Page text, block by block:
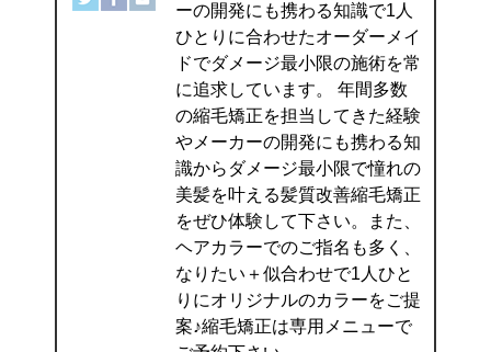
ーの開発にも携わる知識で1人
ひとりに合わせたオーダーメイ
ドでダメージ最小限の施術を常
に追求しています。 年間多数
の縮毛矯正を担当してきた経験
やメーカーの開発にも携わる知
識からダメージ最小限で憧れの
美髪を叶える髪質改善縮毛矯正
をぜひ体験して下さい。また、
ヘアカラーでのご指名も多く、
なりたい＋似合わせで1人ひと
りにオリジナルのカラーをご提
案♪縮毛矯正は専用メニューで